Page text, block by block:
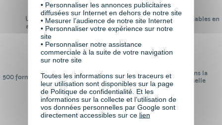
Un réseau de 22 000
anciens participants
100% des formations réalisables en
digital learning
500 formations pour se préparer au
monde de demain
24 ans d'expérience dans la
formation professionnelle
• Personnaliser les annonces publicitaires
diffusées sur Internet en dehors de notre site
• Mesurer l’audience de notre site Internet
• Personnaliser votre expérience sur notre
site
• Personnaliser notre assistance
commerciale à la suite de votre navigation
sur notre site
Toutes les informations sur les traceurs et
leur utilisation sont disponibles sur la page
de Politique de confidentialité. Et les
informations sur la collecte et l’utilisation de
vos données personnelles par Google sont
directement accessibles sur ce lien